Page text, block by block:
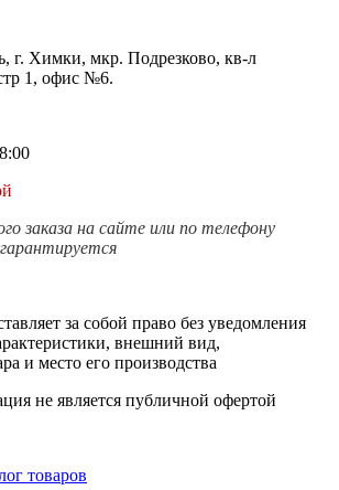
г. Химки, мкр. Подрезково, кв-л
1, офис №6.
заказа на сайте или по телефону
за собой право без уведомления
внешний вид,
и место его производства
не является публичной офертой
товаров